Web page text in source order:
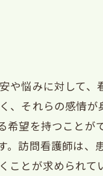
や悩みに対して、
、それらの感情が
希望を持つことが
。訪問看護師は、
とが求められてい